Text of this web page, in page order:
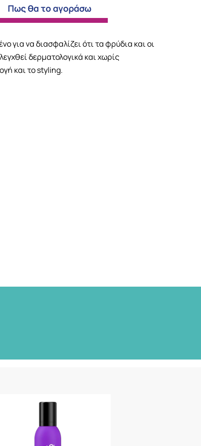
Πως θα το αγοράσω
για να διασφαλίζει ότι τα φρύδια και οι
δερματολογικά και χωρίς
και το styling.